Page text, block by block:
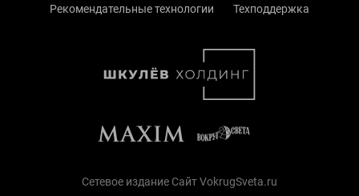
Рекомендательные технологии
Техподдержка
Сетевое издание Сайт VokrugSveta.ru